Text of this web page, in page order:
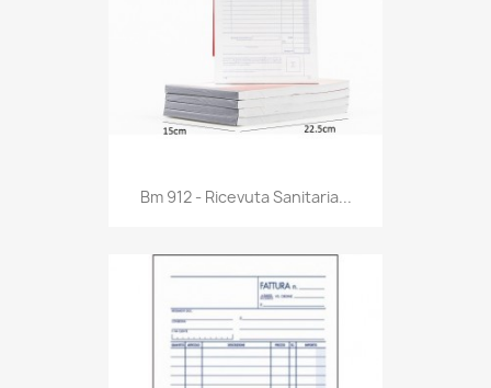
Anteprima
Bm 912 - Ricevuta Sanitaria...